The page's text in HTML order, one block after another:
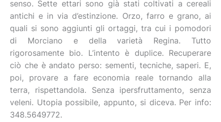
senso. Sette ettari sono già stati coltivati a cereali
antichi e in via d’estinzione. Orzo, farro e grano, ai
quali si sono aggiunti gli ortaggi, tra cui i pomodori
di Morciano e della varietà Regina. Tutto
rigorosamente bio. L’intento è duplice. Recuperare
ciò che è andato perso: sementi, tecniche, saperi. E,
poi, provare a fare economia reale tornando alla
terra, rispettandola. Senza ipersfruttamento, senza
veleni. Utopia possibile, appunto, si diceva. Per info:
348.5649772.